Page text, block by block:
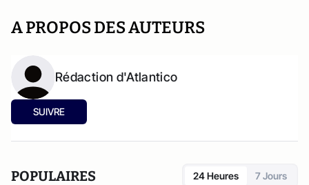
A PROPOS DES AUTEURS
Rédaction d'Atlantico
SUIVRE
POPULAIRES 24 Heures 7 Jours